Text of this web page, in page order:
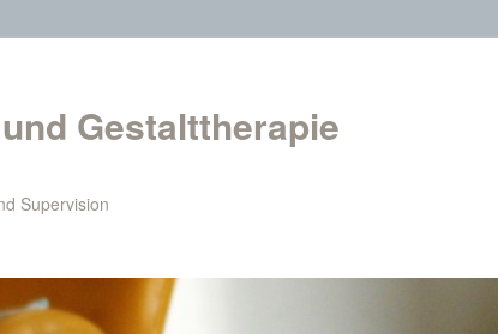
Gestalttherapie
Supervision